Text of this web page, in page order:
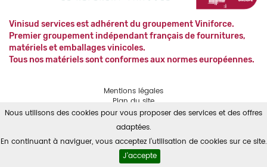
Nous utilisons des cookies pour vous proposer des services et des offres
adaptées.
En continuant à naviguer, vous acceptez l'utilisation de cookies sur ce site.
J'accepte
Vinisud services est adhérent du groupement Viniforce.
Premier groupement indépendant français de fournitures,
matériels et emballages vinicoles.
Tous nos matériels sont conformes aux normes européennes.
Mentions légales
Plan du site
Contact
RGPD
Powered by